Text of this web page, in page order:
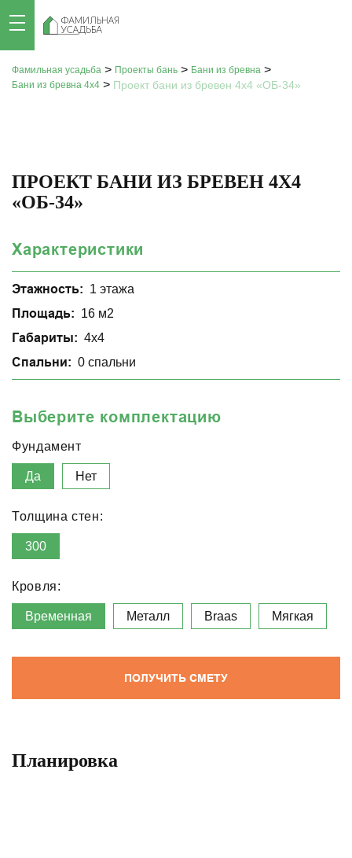
Фамильная усадьба > Проекты бань > Бани из бревна >
Бани из бревна 4x4 > Проект бани из бревен 4x4 «ОБ-34»
ПРОЕКТ БАНИ ИЗ БРЕВЕН 4X4
«ОБ-34»
Характеристики
Этажность: 1 этажа
Площадь: 16 м2
Габариты: 4х4
Спальни: 0 спальни
Выберите комплектацию
Фундамент
Да Нет
Толщина стен:
300
Кровля:
Временная Металл Braas Мягкая
ПОЛУЧИТЬ СМЕТУ
Планировка